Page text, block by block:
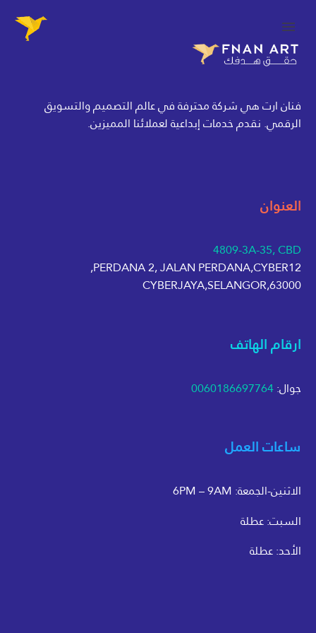
فنان ارت هي شركة محترفة في عالم التصميم والتسويق
الرقمي. نقدم خدمات إبداعية لعملائنا المميزين.
العنوان
4809-3A-35, CBD
PERDANA 2, JALAN PERDANA,CYBER12,
63000,CYBERJAYA,SELANGOR
ارقام الهاتف
جوال:0060186697764
ساعات العمل
الاثنين-الجمعة: 6PM – 9AM
السبت: عطلة
الأحد: عطلة